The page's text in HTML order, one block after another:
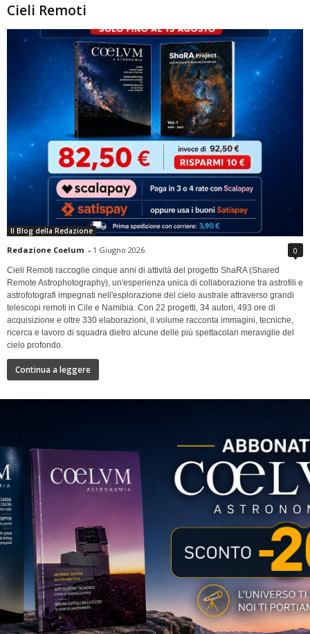
Cieli Remoti
Il Blog della Redazione
Redazione Coelum - 1 Giugno 2026 0
Cieli Remoti raccoglie cinque anni di attività del progetto ShaRA (Shared
Remote Astrophotography), un'esperienza unica di collaborazione tra astrofili e
astrofotografi impegnati nell'esplorazione del cielo australe attraverso grandi
telescopi remoti in Cile e Namibia. Con 22 progetti, 34 autori, 493 ore di
acquisizione e oltre 330 elaborazioni, il volume racconta immagini, tecniche,
ricerca e lavoro di squadra dietro alcune delle più spettacolari meraviglie del
cielo profondo.
Continua a leggere